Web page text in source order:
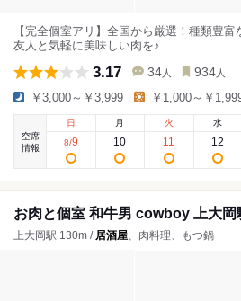
【完全個室アリ】全国から厳選！種類豊
友人と気軽に美味しい肉を♪
3.17 34 人 934 人
￥3,000～￥3,999 ￥1,000～￥
空席
情報
日
8/9
月
10
火
11
水
12
お肉と個室 和牛男 cowboy 上大岡
上大岡駅 130m / 居酒屋、肉料理、もつ鍋